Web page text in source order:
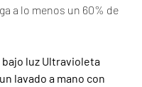
a lo menos un 60% de
luz Ultravioleta
lavado a mano con